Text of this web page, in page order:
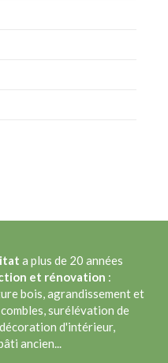
a plus de 20 années
et rénovation :
bois, agrandissement et
surélévation de
d'intérieur,
ancien...